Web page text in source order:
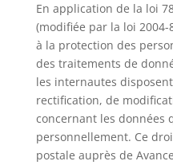
En application de la loi
(modifiée par la loi
à la protection des
des traitements de
les internautes disposent
rectification, de
concernant les données
personnellement. Ce
postale auprès de